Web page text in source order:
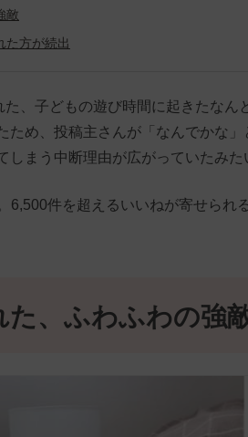
敵
た方が続出
、子どもの遊び時間に起きたなん
ため、投稿主さんが「なんでかな」
まう中断理由が広がっていたみた
6,500件を超えるいいねが寄せられ
、ふわふわの強